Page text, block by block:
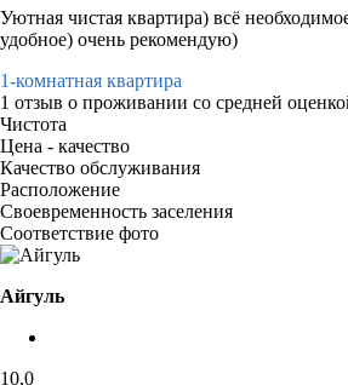
Уютная чистая квартира) всё
удобное) очень рекомендую)
1-комнатная квартира
1 отзыв о проживании со средней
Чистота
Цена - качество
Качество обслуживания
Расположение
Своевременность заселения
Соответствие фото
Айгуль
10,0